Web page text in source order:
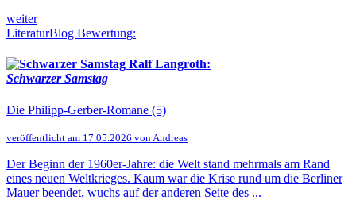
weiter
LiteraturBlog Bewertung:
Ralf Langroth:
Schwarzer Samstag
Die Philipp-Gerber-Romane (5)
veröffentlicht am 17.05.2026 von Andreas
Der Beginn der 1960er-Jahre: die Welt stand mehrmals am Rand
eines neuen Weltkrieges. Kaum war die Krise rund um die Berliner
Mauer beendet, wuchs auf der anderen Seite des ...